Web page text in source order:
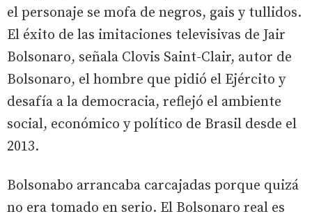
el personaje se mofa de negros, gais y tullidos.
El éxito de las imitaciones televisivas de Jair
Bolsonaro, señala Clovis Saint-Clair, autor de
Bolsonaro, el hombre que pidió el Ejército y
desafía a la democracia, reflejó el ambiente
social, económico y político de Brasil desde el
2013.
Bolsonabo arrancaba carcajadas porque quizá
no era tomado en serio. El Bolsonaro real es